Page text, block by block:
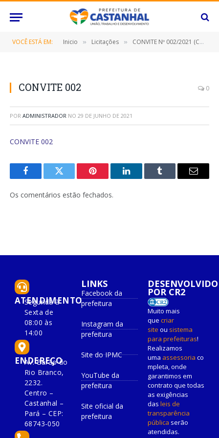
VOCÊ ESTÁ EM: Inicio » Licitações » CONVITE Nº 002/2021 (CONTRATAÇÃO DE EMPRESA ESPECIALIZADA PARA CONSTRUÇÃO DE PASSARELA METÁLICA NA COMUNIDADE CAMPOS LINDOS)
CONVITE 002 0
POR ADMINISTRADOR NO 29 DE JUNHO DE 2021
CONVITE 002
FacebookTwitter Pinterest O
Tumblr
E-
Os comentários estão fechados.
ATENDIMENTO
Segunda à
Sexta de
08:00 às
14:00
ENDEREÇO
Av. Barão do
Rio Branco,
2232.
Centro –
Castanhal –
Pará – CEP:
68743-050
LINKS
Facebook da
prefeitura
Instagram da
prefeitura
Site do IPMC
YouTube da
prefeitura
Site oficial da
prefeitura
DESENVOLVIDO
POR CR2
Muito mais
que criar
site ou sistema
para prefeituras!
Realizamos
uma assessoria co
mpleta, onde
garantimos em
contrato que todas
as exigências
das leis de
transparência
pública serão
atendidas.